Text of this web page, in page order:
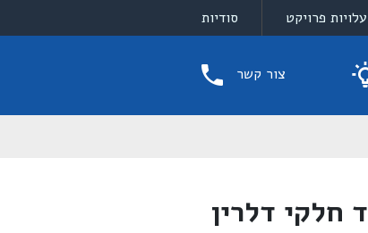
עלויות פרויקט סודיות
צור קשר
חלקי דלרין